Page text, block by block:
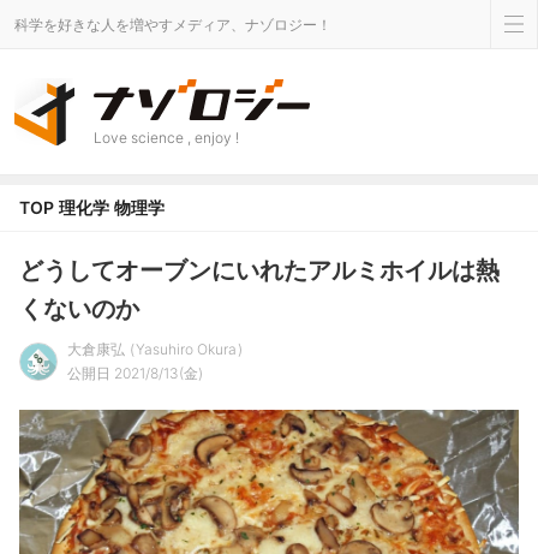
科学を好きな人を増やすメディア、ナゾロジー！
Love science , enjoy !
TOP 理化学 物理学
どうしてオーブンにいれたアルミホイルは熱
くないのか
大倉康弘
Yasuhiro Okura
公開日 2021/8/13(金)